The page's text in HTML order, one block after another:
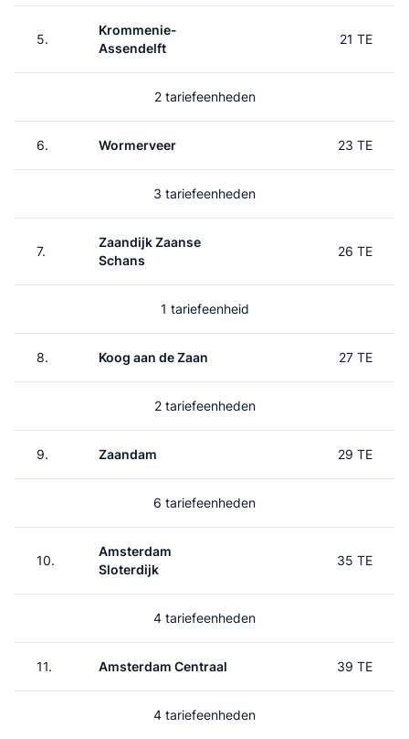
5.
Krommenie-
Assendelft
21 TE
2 tariefeenheden
6. Wormerveer 23 TE
3 tariefeenheden
7.
Zaandijk Zaanse
Schans
26 TE
1 tariefeenheid
8. Koog aan de Zaan 27 TE
2 tariefeenheden
9. Zaandam 29 TE
6 tariefeenheden
10.
Amsterdam
Sloterdijk
35 TE
4 tariefeenheden
11. Amsterdam Centraal 39 TE
4 tariefeenheden